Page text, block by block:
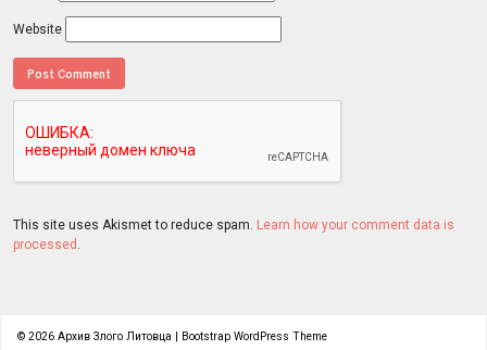
Website
This site uses Akismet to reduce spam. Learn how your comment data is
processed .
© 2026 Архив Злого Литовца Bootstrap WordPress Theme